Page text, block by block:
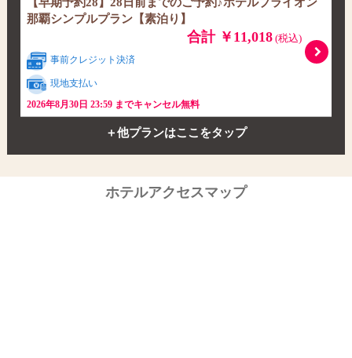
【早期予約28】28日前までのご予約♪ホテルブライオン
那覇シンプルプラン【素泊り】
合計 ￥11,018(税込)
事前クレジット決済
現地支払い
2026年8月30日 23:59 までキャンセル無料
＋他プランはここをタップ
ホテルアクセスマップ